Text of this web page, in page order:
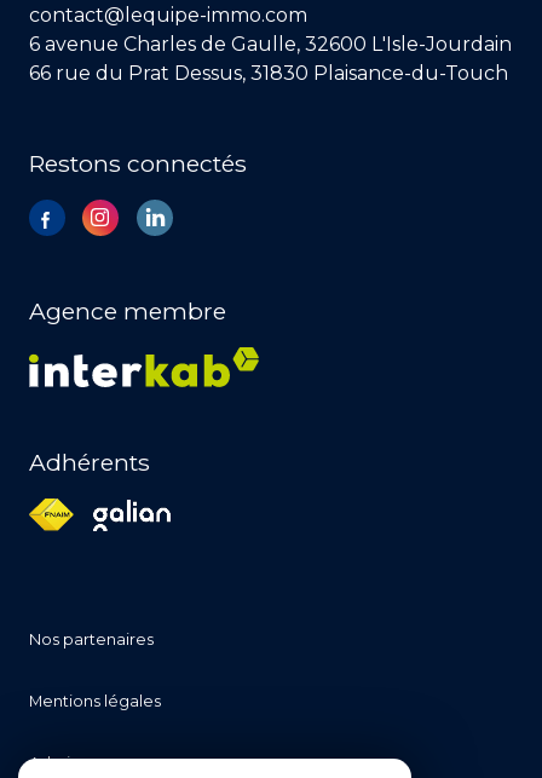
contact@lequipe-immo.com
6 avenue Charles de Gaulle, 32600 L'Isle-Jourdain
66 rue du Prat Dessus, 31830 Plaisance-du-Touch
Restons connectés
Agence membre
Adhérents
nos partenaires
mentions légales
admin